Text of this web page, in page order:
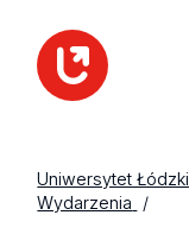
Uniwersytet Łódzki
Wydarzenia